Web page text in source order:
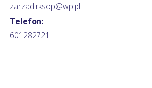
zarzad.rksop@wp.pl
Telefon:
601282721